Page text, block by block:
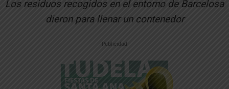
Los residuos recogidos en el entorno de Barcelosa
dieron para llenar un contenedor
-- Publicidad --